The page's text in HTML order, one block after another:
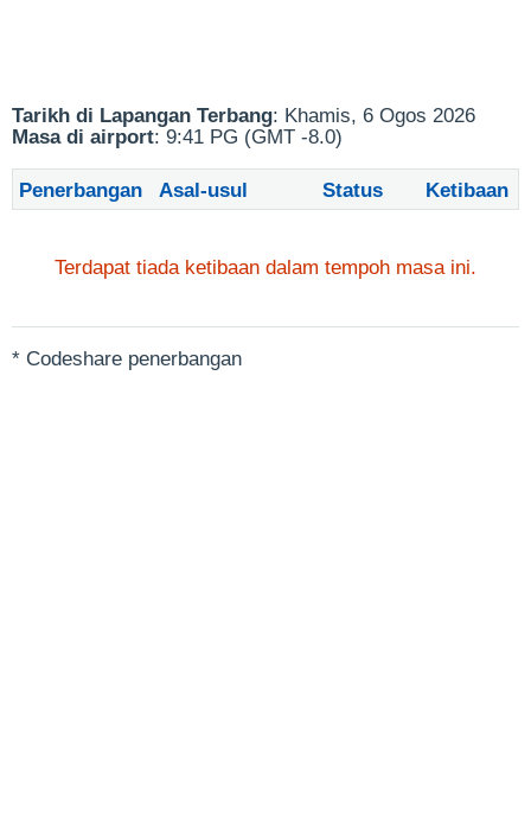
Tarikh di Lapangan Terbang: Khamis, 6 Ogos 2026
Masa di airport: 9:41 PG (GMT -8.0)
Penerbangan Asal-usul Status Ketibaan
Terdapat tiada ketibaan dalam tempoh masa ini.
* Codeshare penerbangan